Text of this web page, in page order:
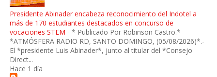
Presidente Abinader encabeza reconocimiento del Indotel a
más de 170 estudiantes destacados en concurso de
vocaciones STEM - * Publicado Por Robinson Castro.*
*ATMÓSFERA RADIO RD, SANTO DOMINGO, (05/08/2026)*.-
El *presidente Luis Abinader*, junto al titular del *Consejo
Direct...
Hace 1 día